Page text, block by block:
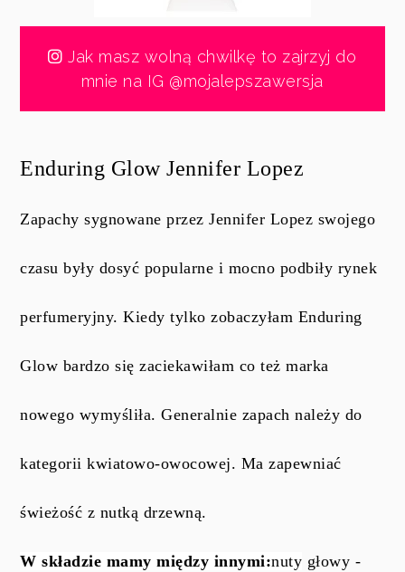
Jak masz wolną chwilkę to zajrzyj do
mnie na IG @mojalepszawersja
Enduring Glow Jennifer Lopez
Zapachy sygnowane przez Jennifer Lopez swojego
czasu były dosyć popularne i mocno podbiły rynek
perfumeryjny. Kiedy tylko zobaczyłam Enduring
Glow bardzo się zaciekawiłam co też marka
nowego wymyśliła. Generalnie zapach należy do
kategorii kwiatowo-owocowej. Ma zapewniać
świeżość z nutką drzewną.
W składzie mamy między innymi:nuty głowy -